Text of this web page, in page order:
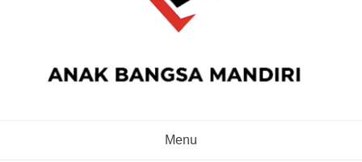
Menu